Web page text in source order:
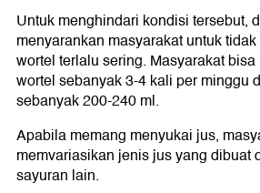
Untuk menghindari kondisi tersebut,
menyarankan masyarakat untuk
wortel terlalu sering. Masyarakat
wortel sebanyak 3-4 kali per minggu
sebanyak 200-240 ml.
Apabila memang menyukai jus,
memvariasikan jenis jus yang dibuat
sayuran lain.